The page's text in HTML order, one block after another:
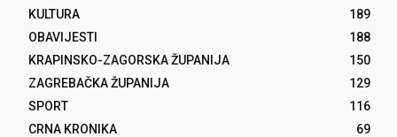
KULTURA
189
OBAVIJESTI
188
KRAPINSKO-ZAGORSKA ŽUPANIJA
150
ZAGREBAČKA ŽUPANIJA
129
SPORT
116
CRNA KRONIKA
69